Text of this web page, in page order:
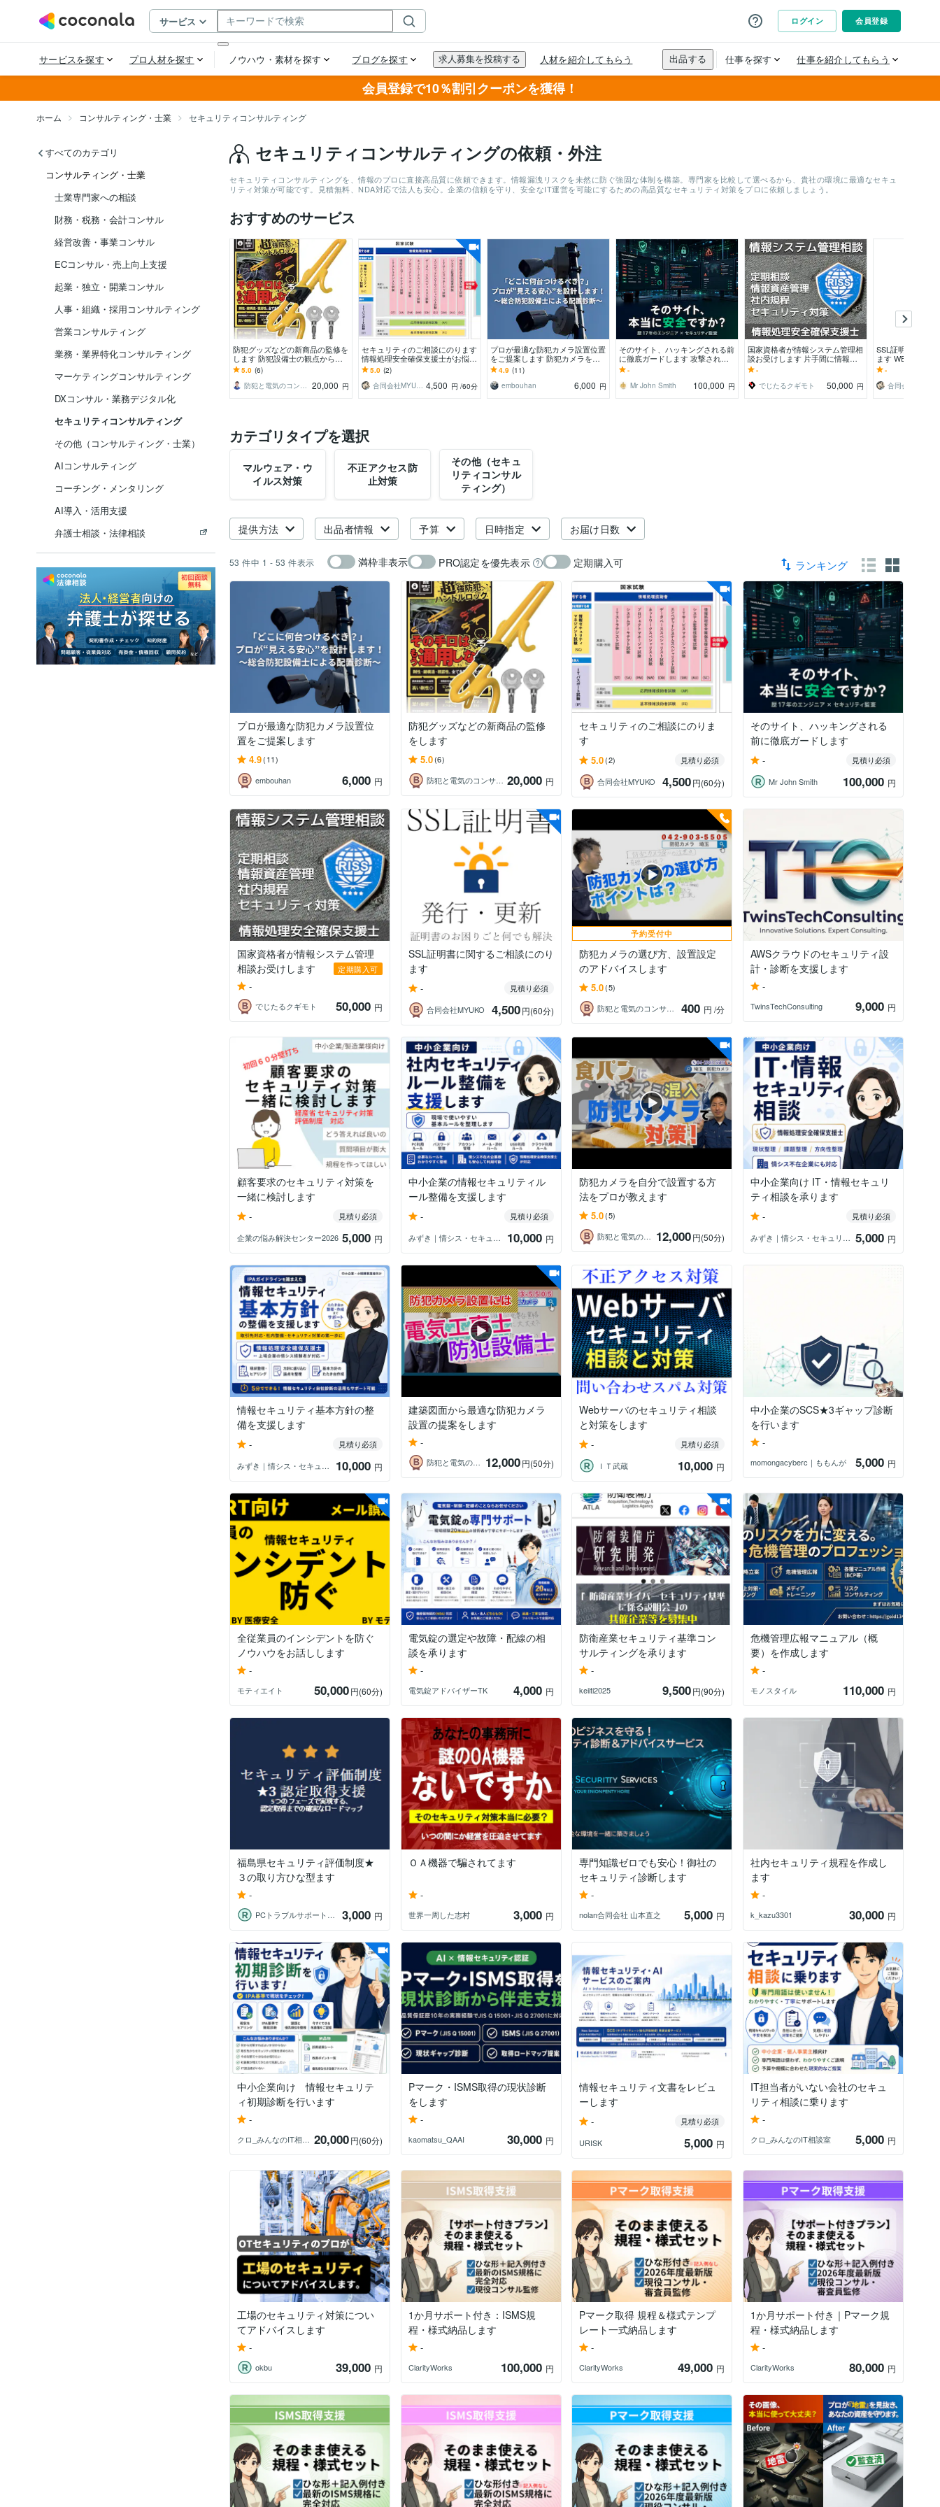
会員登録で10％割引クーポンを獲得！
ホーム コンサルティング・士業 セキュリティコンサルティング
すべてのカテゴリ
コンサルティング・士業
士業専門家への相談
財務・税務・会計コンサル
経営改善・事業コンサル
ECコンサル・売上向上支援
起業・独立・開業コンサル
人事・組織・採用コンサルティング
営業コンサルティング
業務・業界特化コンサルティング
マーケティングコンサルティング
DXコンサル・業務デジタル化
セキュリティコンサルティング
その他（コンサルティング・士業）
AIコンサルティング
コーチング・メンタリング
AI導入・活用支援
弁護士相談・法律相談
セキュリティコンサルティングの依頼・外注
セキュリティコンサルティングを、情報のプロに直接高品質に依頼できます。情報漏洩リスクを未然に防ぐ強固な体制を構築。専門家を比較して選べるから、貴社の環境に最適なセキュ
リティ対策が可能です。見積無料、NDA対応で法人も安心。企業の信頼を守り、安全なIT運営を可能にするための高品質なセキュリティ対策をプロに依頼しましょう。
おすすめのサービス
防犯グッズなどの新商品の監修を
します 防犯設備士の観点からア
ドバイス、監修をします。
5.0 (6)
防犯と電気のコンサルタント 20,000 円
セキュリティのご相談にのります
情報処理安全確保支援士がお悩み
解決します
5.0 (2)
合同会社MYUKO 4,500 円 /60分
プロが最適な防犯カメラ設置位置
をご提案します 防犯カメラをど
こに何台？プロが“あなたの建
物”を診断します
4.9 (11)
embouhan
6,000 円
そのサイト、ハッキングされる前
に徹底ガードします 攻撃されて
からでは遅い。プロが弱点を見つ
け守ります。
-
Mr John Smith
100,000 円
国家資格者が情報システム管理相
談お受けします 片手間に情報シ
ステムを管理している担当者と組
織のレベルアップ
-
でじたるクギモト
50,000 円
SSL証明書に関す
ます WEBサイト
みお聞きします
-
カテゴリタイプを選択
マルウェア・ウ
イルス対策
不正アクセス防
止対策
その他（セキュ
リティコンサル
ティング）
提供方法 出品者情報 予算 日時指定 お届け日数
53 件中 1 - 53 件表示 満枠非表示 PRO認定を優先表示 定期購入可 ランキング
プロが最適な防犯カメラ設置位
置をご提案します
4.9(11)
embouhan
6,000 円
防犯グッズなどの新商品の監修
をします
5.0(6)
防犯と電気のコンサルタント
20,000 円
セキュリティのご相談にのりま
す
5.0(2)
見積り必須
合同会社MYUKO
4,500円(60分)
そのサイト、ハッキングされる
前に徹底ガードします
-
見積り必須
Mr John Smith
100,000 円
国家資格者が情報システム管理
相談お受けします
定期購入可
-
でじたるクギモト 50,000 円
SSL証明書に関するご相談にのり
ます
-
見積り必須
合同会社MYUKO
4,500円(60分)
予約受付中
防犯カメラの選び方、設置設定
のアドバイスします
5.0(5)
防犯と電気のコンサルタント
400 円/分
AWSクラウドのセキュリティ設
計・診断を支援します
-
TwinsTechConsulting 9,000 円
顧客要求のセキュリティ対策を
一緒に検討します
-
見積り必須
企業の悩み解決センター2026 5,000 円
中小企業の情報セキュリティル
ール整備を支援します
-
見積り必須
みずき｜情シス・セキュリティ支援
10,000 円
防犯カメラを自分で設置する方
法をプロが教えます
5.0(5)
防犯と電気のコンサルタント
12,000円(50分)
中小企業向け IT・情報セキュリ
ティ相談を承ります
-
見積り必須
みずき｜情シス・セキュリティ支援
5,000 円
情報セキュリティ基本方針の整
備を支援します
-
見積り必須
みずき｜情シス・セキュリティ支援
10,000 円
建築図面から最適な防犯カメラ
設置の提案をします
-
防犯と電気のコンサルタント 12,000円(50分)
Webサーバのセキュリティ相談
と対策をします
-
見積り必須
ＩＴ武蔵
10,000 円
中小企業のSCS★3ギャップ診断
を行います
-
momongacyberc｜ももんが 5,000 円
全従業員のインシデントを防ぐ
ノウハウをお話しします
-
モティエイト 50,000円(60分)
電気錠の選定や故障・配線の相
談を承ります
-
電気錠アドバイザーTK 4,000 円
防衛産業セキュリティ基準コン
サルティングを承ります
-
keiiti2025 9,500円(90分)
危機管理広報マニュアル（概
要）を作成します
-
モノスタイル 110,000 円
福島県セキュリティ評価制度★
３の取り方ひな型ます
-
PCトラブルサポート：法人向け 3,000 円
ＯＡ機器で騙されてます
-
世界一周した志村 3,000 円
専門知識ゼロでも安心！御社の
セキュリティ診断します
-
nolan合同会社 山本直之 5,000 円
社内セキュリティ規程を作成し
ます
-
k_kazu3301 30,000 円
中小企業向け 情報セキュリテ
ィ初期診断を行います
-
クロ_みんなのIT相談室 20,000円(60分)
Pマーク・ISMS取得の現状診断
をします
-
kaomatsu_QAAI 30,000 円
情報セキュリティ文書をレビュ
ーします
-
見積り必須
URISK
5,000 円
IT担当者がいない会社のセキュ
リティ相談に乗ります
-
クロ_みんなのIT相談室 5,000 円
工場のセキュリティ対策につい
てアドバイスします
-
okbu 39,000 円
1か月サポート付き：ISMS規
程・様式納品します
-
ClarityWorks 100,000 円
Pマーク取得 規程＆様式テンプ
レート一式納品します
-
ClarityWorks 49,000 円
1か月サポート付き｜Pマーク規
程・様式納品します
-
ClarityWorks 80,000 円